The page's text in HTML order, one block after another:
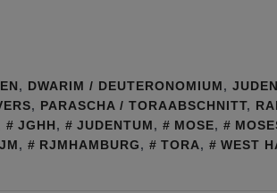
, DWARIM / DEUTERONOMIUM,
, PARASCHA / TORAABSCHNITT,
JGHH, JUDENTUM, MOSE,
, RJMHAMBURG, TORA, WEST